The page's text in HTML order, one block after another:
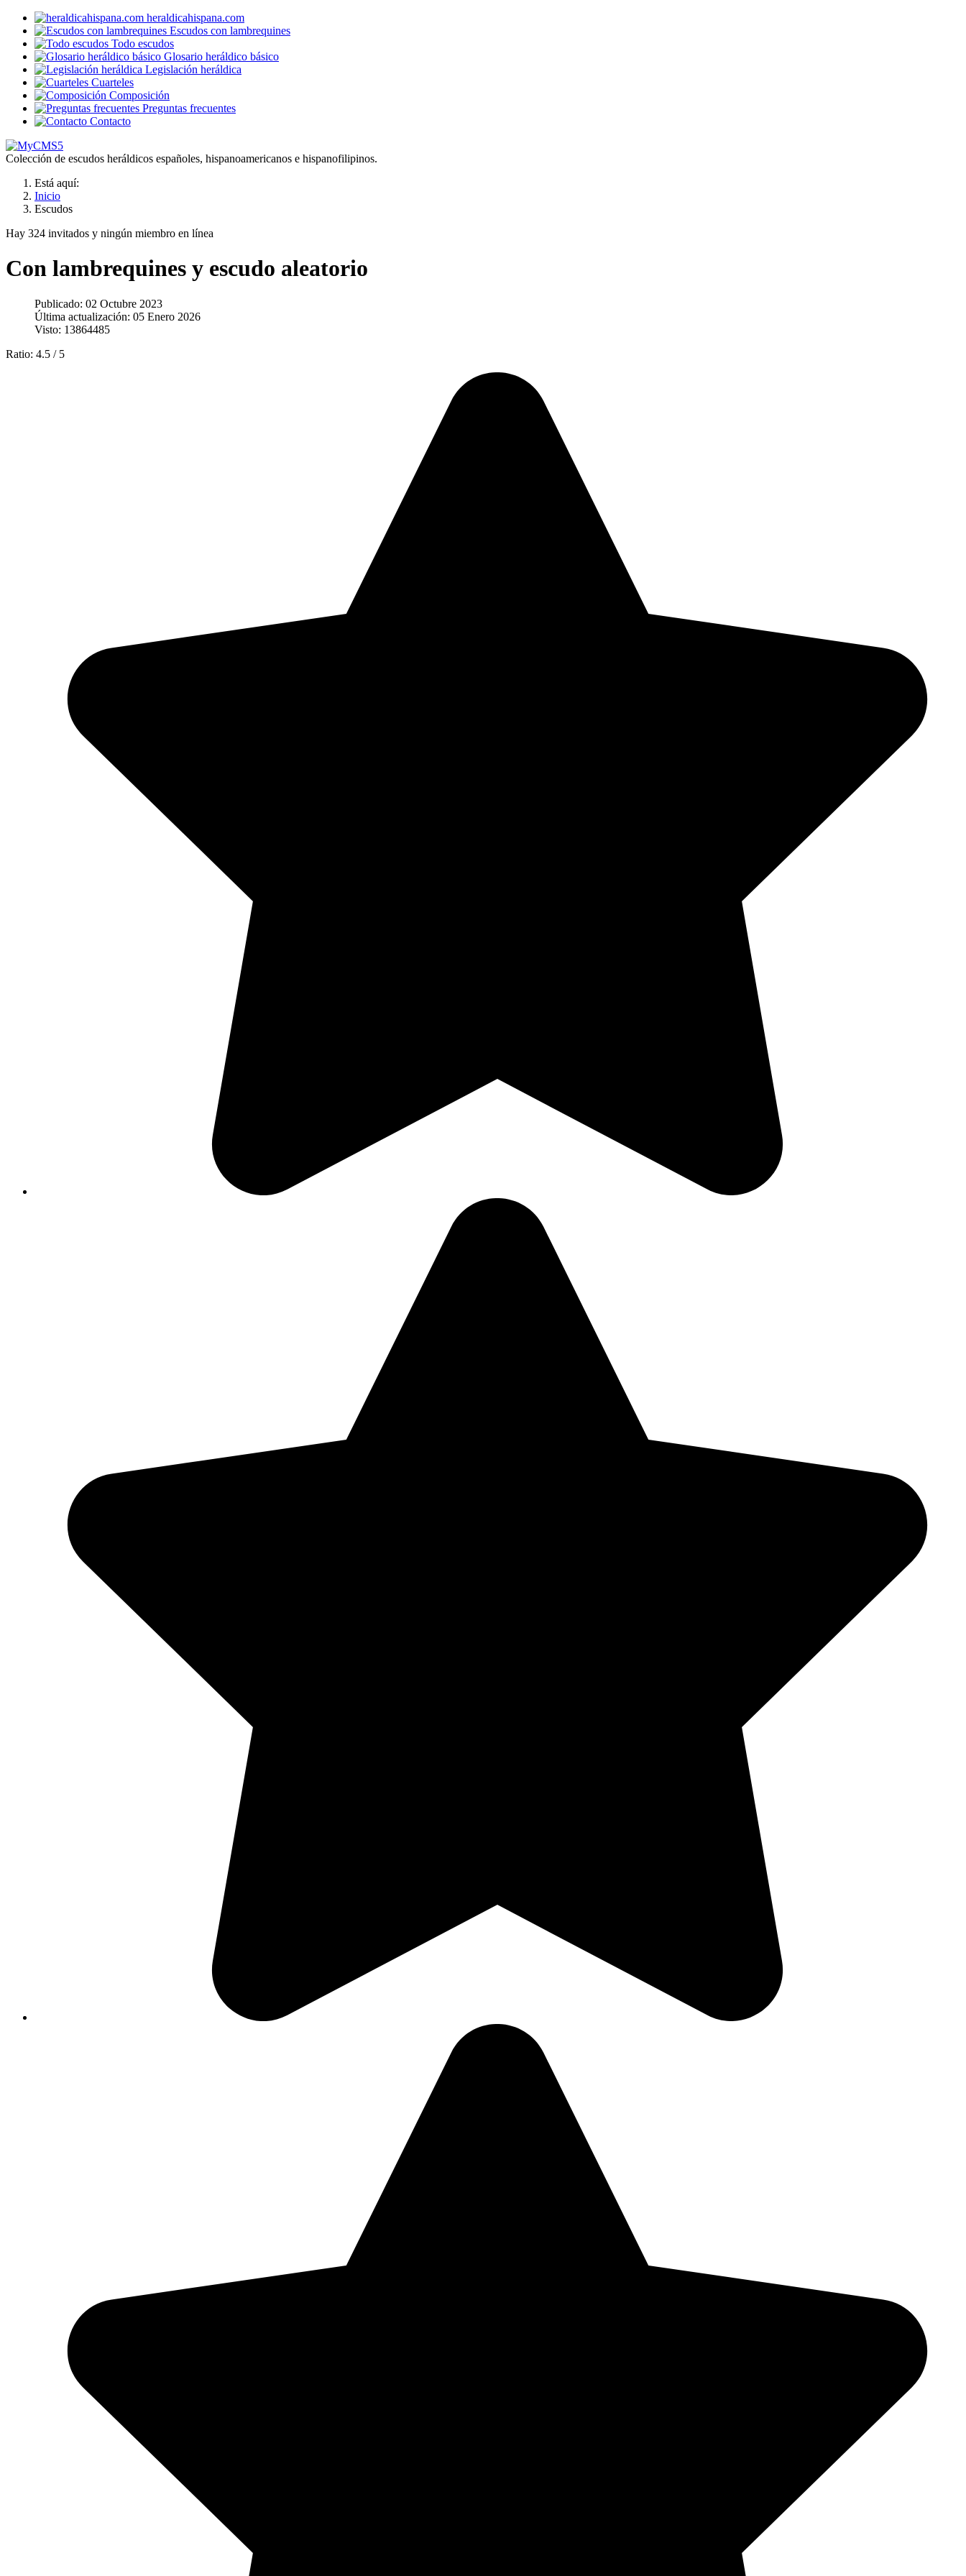
heraldicahispana.com
Escudos con lambrequines
Todo escudos
Glosario heráldico básico
Legislación heráldica
Cuarteles
Composición
Preguntas frecuentes
Contacto
Colección de escudos heráldicos españoles, hispanoamericanos e hispanofilipinos.
Está aquí:
Inicio
Escudos
Hay 324 invitados y ningún miembro en línea
Con lambrequines y escudo aleatorio
Publicado: 02 Octubre 2023
Última actualización: 05 Enero 2026
Visto: 13864485
Ratio: 4.5 / 5